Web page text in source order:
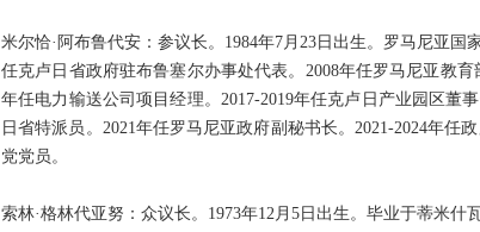
米尔恰·阿布鲁代安：参议长。1984年7月23日出生。罗马尼亚
任克卢日省政府驻布鲁塞尔办事处代表。2008年任罗马尼亚教
年任电力输送公司项目经理。2017-2019年任克卢日产业园区董
日省特派员。2021年任罗马尼亚政府副秘书长。2021-2024年任
党党员。
索林·格林代亚努：众议长。1973年12月5日出生。毕业于蒂米